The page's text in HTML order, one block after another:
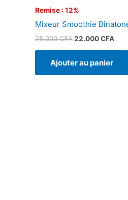
Remise : 12%
Mixeur Smoothie
25.000CFA 22.000CFA
Ajouter au panier